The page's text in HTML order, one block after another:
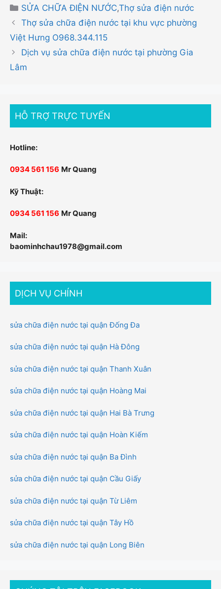
Danh
mục
SỬA CHỮA ĐIỆN NƯỚC,Thợ sửa điện nước
Thợ sửa chữa điện nước tại khu vực phường
Việt Hưng O968.344.115
Dịch vụ sửa chữa điện nước tại phường Gia
Lâm
HỖ TRỢ TRỰC TUYẾN
Hotline:
0934 561 156 Mr Quang
Kỹ Thuật:
0934 561 156 Mr Quang
Mail:
baominhchau1978@gmail.com
DỊCH VỤ CHÍNH
sửa chữa điện nước tại quận Đống Đa
sửa chữa điện nước tại quận Hà Đông
sửa chữa điện nước tại quận Thanh Xuân
sửa chữa điện nước tại quận Hoàng Mai
sửa chữa điện nước tại quận Hai Bà Trưng
sửa chữa điện nước tại quận Hoàn Kiếm
sửa chữa điện nước tại quận Ba Đình
sửa chữa điện nước tại quận Cầu Giấy
sửa chữa điện nước tại quận Từ Liêm
sửa chữa điện nước tại quận Tây Hồ
sửa chữa điện nước tại quận Long Biên